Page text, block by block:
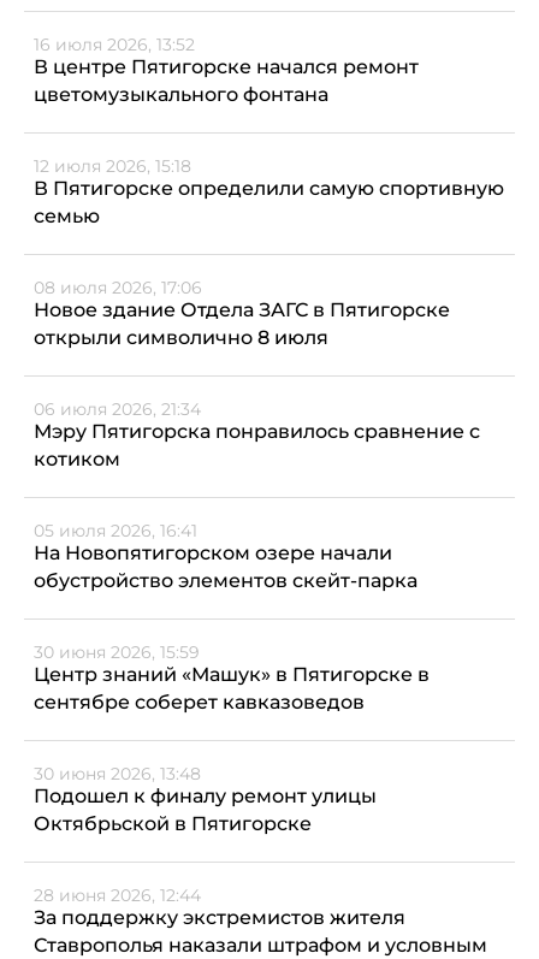
16 июля 2026, 13:52
В центре Пятигорске начался ремонт
цветомузыкального фонтана
12 июля 2026, 15:18
В Пятигорске определили самую спортивную
семью
08 июля 2026, 17:06
Новое здание Отдела ЗАГС в Пятигорске
открыли символично 8 июля
06 июля 2026, 21:34
Мэру Пятигорска понравилось сравнение с
котиком
05 июля 2026, 16:41
На Новопятигорском озере начали
обустройство элементов скейт-парка
30 июня 2026, 15:59
Центр знаний «Машук» в Пятигорске в
сентябре соберет кавказоведов
30 июня 2026, 13:48
Подошел к финалу ремонт улицы
Октябрьской в Пятигорске
28 июня 2026, 12:44
За поддержку экстремистов жителя
Ставрополья наказали штрафом и условным